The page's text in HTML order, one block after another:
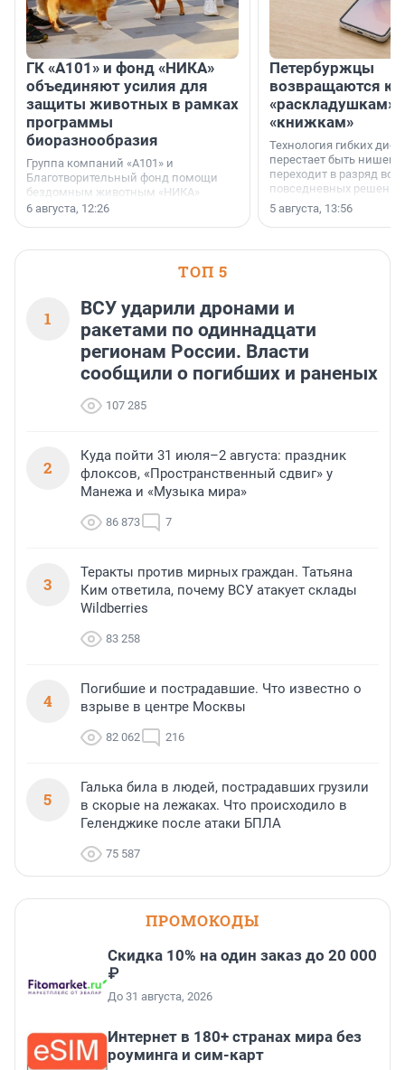
ГК «А101» и фонд «НИКА»
объединяют усилия для
защиты животных в рамках
программы
биоразнообразия
Группа компаний «А101» и
Благотворительный фонд помощи
бездомным животным «НИКА»
заключили соглашение о
6 августа, 12:26
Петербуржцы
возвращаются к
«раскладушкам»
«книжкам»
Технология гибких
перестает быть
переходит в разряд
повседневных
5 августа, 13:56
ТОП 5
1
ВСУ ударили дронами и
ракетами по одиннадцати
регионам России. Власти
сообщили о погибших и раненых
107 285
2
Куда пойти 31 июля–2 августа: праздник
флоксов, «Пространственный сдвиг» у
Манежа и «Музыка мира»
86 873 7
3
Теракты против мирных граждан. Татьяна
Ким ответила, почему ВСУ атакует склады
Wildberries
83 258
4
Погибшие и пострадавшие. Что известно о
взрыве в центре Москвы
82 062 216
5
Галька била в людей, пострадавших грузили
в скорые на лежаках. Что происходило в
Геленджике после атаки БПЛА
75 587
ПРОМОКОДЫ
Скидка 10% на один заказ до 20 000
₽
До 31 августа, 2026
Интернет в 180+ странах мира без
роуминга и сим-карт